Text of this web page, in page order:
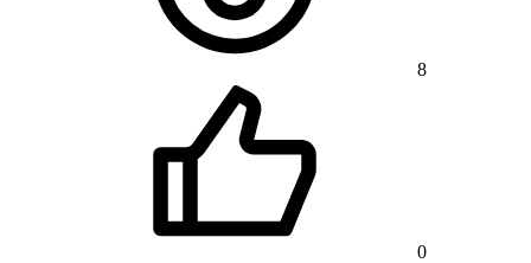
8
0